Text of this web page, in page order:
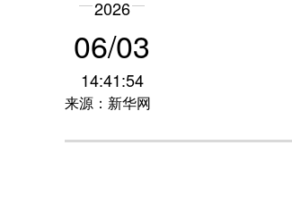
2026
06/03
14:41:54
来源：新华网